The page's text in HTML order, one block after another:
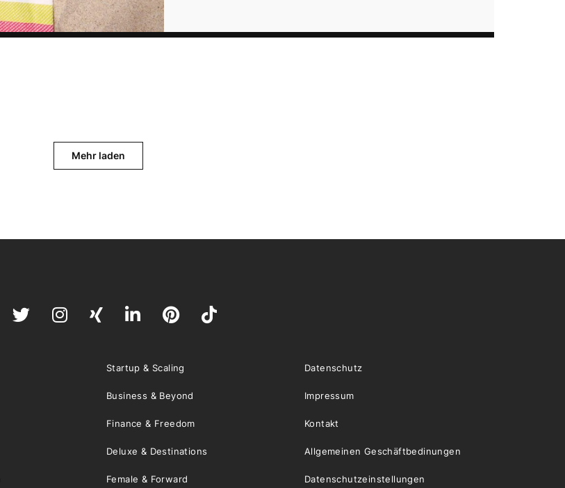
Mehr laden
Startup & Scaling
Business & Beyond
Finance & Freedom
Deluxe & Destinations
Female & Forward
Datenschutz
Impressum
Kontakt
Allgemeinen Geschäftbedinungen
Datenschutzeinstellungen